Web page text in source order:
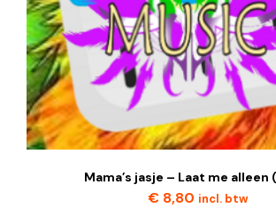
Mama’s jasje – Laat me alleen
€ 8,80 incl. btw